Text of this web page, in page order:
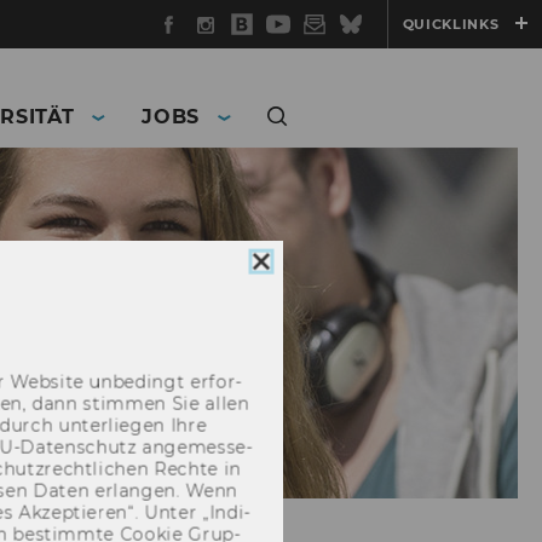
Facebook
Instagram
WU
Blog
YouTube
Newsletter
BlueskyQUICKLINKS
JOBS
Cookie
Consent
schließen
Web­site un­be­dingt er­for­
dann stim­men Sie allen
un­ter­lie­gen Ihre
​Datenschutz an­ge­mes­se­
Rech­te in
Daten er­lan­gen. Wenn
Ak­zep­tie­ren“. Unter „In­di­
be­stimm­te Coo­kie Grup­